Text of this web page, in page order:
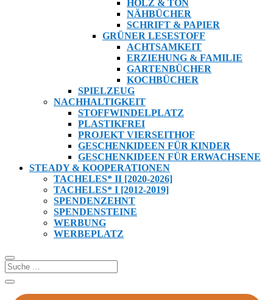
HOLZ & TON
NÄHBÜCHER
SCHRIFT & PAPIER
GRÜNER LESESTOFF
ACHTSAMKEIT
ERZIEHUNG & FAMILIE
GARTENBÜCHER
KOCHBÜCHER
SPIELZEUG
NACHHALTIGKEIT
STOFFWINDELPLATZ
PLASTIKFREI
PROJEKT VIERSEITHOF
GESCHENKIDEEN FÜR KINDER
GESCHENKIDEEN FÜR ERWACHSENE
STEADY & KOOPERATIONEN
TACHELES* II [2020-2026]
TACHELES* I [2012-2019]
SPENDENZEHNT
SPENDENSTEINE
WERBUNG
WERBEPLATZ